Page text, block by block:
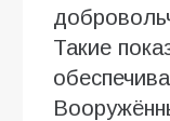
Такие